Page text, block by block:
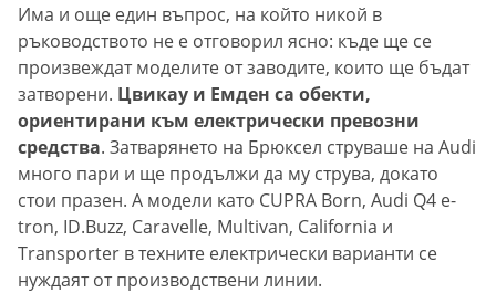
Има и още един въпрос, на който никой в
ръководството не е отговорил ясно: къде ще се
произвеждат моделите от заводите, които ще бъдат
затворени. Цвикау и Емден са обекти,
ориентирани към електрически превозни
средства. Затварянето на Брюксел струваше на Audi
много пари и ще продължи да му струва, докато
стои празен. А модели като CUPRA Born, Audi Q4 e-
tron, ID.Buzz, Caravelle, Multivan, California и
Transporter в техните електрически варианти се
нуждаят от производствени линии.